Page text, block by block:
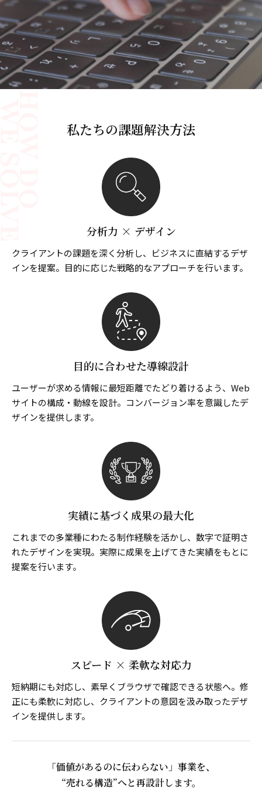
私たちの課題解決方法
分析力 × デザイン
クライアントの課題を深く分析し、ビジネスに直結するデザ
インを提案。目的に応じた戦略的なアプローチを行います。
目的に合わせた導線設計
ユーザーが求める情報に最短距離でたどり着けるよう、Web
サイトの構成・動線を設計。コンバージョン率を意識したデ
ザインを提供します。
実績に基づく成果の最大化
これまでの多業種にわたる制作経験を活かし、数字で証明さ
れたデザインを実現。実際に成果を上げてきた実績をもとに
提案を行います。
スピード × 柔軟な対応力
短納期にも対応し、素早くブラウザで確認できる状態へ。修
正にも柔軟に対応し、クライアントの意図を汲み取ったデザ
インを提供します。
「価値があるのに伝わらない」事業を、
“売れる構造”へと再設計します。